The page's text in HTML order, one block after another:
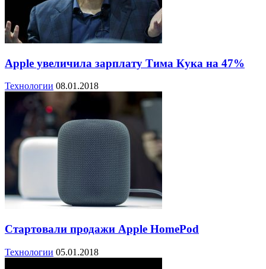
Apple увеличила зарплату Тима Кука на 47%
Технологии 08.01.2018
Стартовали продажи Apple HomePod
Технологии 05.01.2018